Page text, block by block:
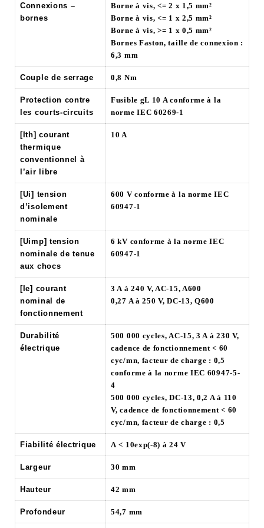
Connexions –
bornes
Borne à vis, <= 2 x 1,5 mm²
Borne à vis, <= 1 x 2,5 mm²
Borne à vis, >= 1 x 0,5 mm²
Bornes Faston, taille de connexion :
6,3 mm
Couple de serrage 0,8 Nm
Protection contre
les courts-circuits
Fusible gL 10 A conforme à la
norme IEC 60269-1
[Ith] courant
thermique
conventionnel à
l’air libre
10 A
[Ui] tension
d’isolement
nominale
600 V conforme à la norme IEC
60947-1
[Uimp] tension
nominale de tenue
aux chocs
6 kV conforme à la norme IEC
60947-1
[Ie] courant
nominal de
fonctionnement
3 A à 240 V, AC-15, A600
0,27 A à 250 V, DC-13, Q600
Durabilité
électrique
500 000 cycles, AC-15, 3 A à 230 V,
cadence de fonctionnement < 60
cyc/mn, facteur de charge : 0,5
conforme à la norme IEC 60947-5-
4
500 000 cycles, DC-13, 0,2 A à 110
V, cadence de fonctionnement < 60
cyc/mn, facteur de charge : 0,5
Fiabilité électrique Λ < 10exp(-8) à 24 V
Largeur 30 mm
Hauteur 42 mm
Profondeur 54,7 mm